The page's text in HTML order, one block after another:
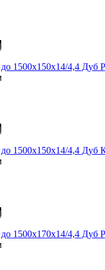
1500х150х14/4,4 Дуб
1500х150х14/4,4 Дуб
1500х170х14/4,4 Дуб